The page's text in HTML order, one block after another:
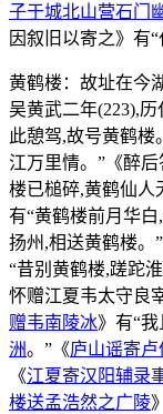
子于城北山营石门
因叙旧以寄之》有“
黄鹤楼：故址在今
吴黄武二年(223),
此憩驾,故号黄鹤楼
江万里情。”《醉
楼已槌碎,黄鹤仙人
有“黄鹤楼前月华
扬州,相送黄鹤楼。
“昔别黄鹤楼,蹉跎
怀赠江夏韦太守良
赠韦南陵冰》有“
洲。”《庐山谣寄
《江夏寄汉阳辅录
楼送孟浩然之广陵